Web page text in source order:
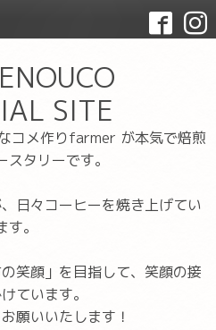
SITE
コメ作りfarmer が本気で焙煎
スタリーです。
日々コーヒーを焼き上げてい
す。
笑顔」を目指して、笑顔の接
ています。
願いいたします！